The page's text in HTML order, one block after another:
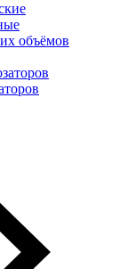
объёмов